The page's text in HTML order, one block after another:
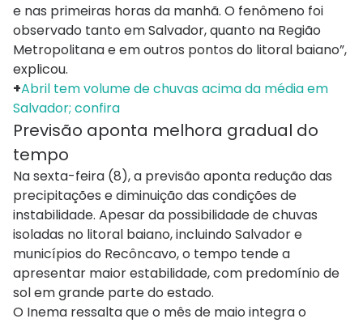
e nas primeiras horas da manhã. O fenômeno foi
observado tanto em Salvador, quanto na Região
Metropolitana e em outros pontos do litoral baiano”,
explicou.
+Abril tem volume de chuvas acima da média em
Salvador; confira
Previsão aponta melhora gradual do
tempo
Na sexta-feira (8), a previsão aponta redução das
precipitações e diminuição das condições de
instabilidade. Apesar da possibilidade de chuvas
isoladas no litoral baiano, incluindo Salvador e
municípios do Recôncavo, o tempo tende a
apresentar maior estabilidade, com predomínio de
sol em grande parte do estado.
O Inema ressalta que o mês de maio integra o